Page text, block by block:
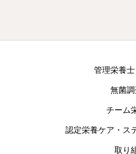
管理栄養
無菌
チーム
認定栄養ケア・
取り